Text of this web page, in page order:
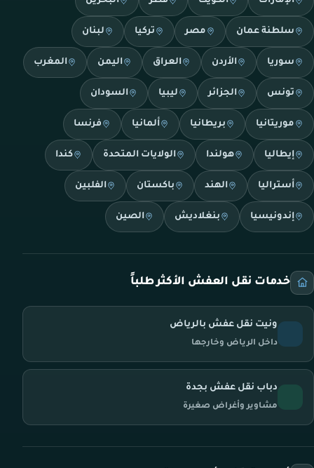
سلطنة عمان مصر تركيا لبنان
سوريا الأردن العراق اليمن المغرب
تونس الجزائر ليبيا السودان
موريتانيا بريطانيا ألمانيا فرنسا
إيطاليا هولندا الولايات المتحدة كندا
أستراليا الهند باكستان الفلبين
إندونيسيا بنغلاديش الصين
خدمات نقل العفش الأكثر طلباً
ونيت نقل عفش بالرياض
داخل الرياض وخارجها
دباب نقل عفش بجدة
مشاوير وأغراض صغيرة